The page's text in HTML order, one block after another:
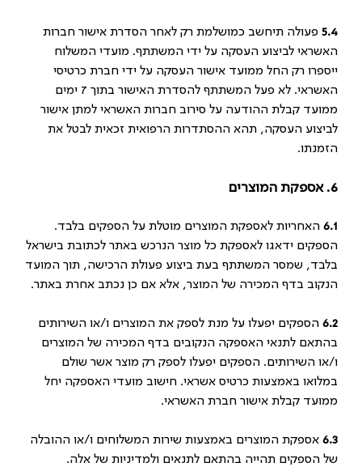
5.4 פעולה תיחשב כמושלמת רק לאחר הסדרת אישור חברות
האשראי לביצוע העסקה על ידי המשתתף. מועדי המשלוח
ייספרו רק החל ממועד אישור העסקה על ידי חברת כרטיסי
האשראי. לא פעל המשתתף להסדרת האישור בתוך 7 ימים
ממועד קבלת ההודעה על סירוב חברות האשראי למתן אישור
לביצוע העסקה, תהא ההסתדרות הרפואית זכאית לבטל את
הזמנתו.
6. אספקת המוצרים
6.1 האחריות לאספקת המוצרים מוטלת על הספקים בלבד.
הספקים ידאגו לאספקת כל מוצר הנרכש באתר לכתובת בישראל
בלבד, שמסר המשתתף בעת ביצוע פעולת הרכישה, תוך המועד
הנקוב בדף המכירה של המוצר, אלא אם כן נכתב אחרת באתר.
6.2 הספקים יפעלו על מנת לספק את המוצרים ו/או השירותים
בהתאם לתנאי האספקה הנקובים בדף המכירה של המוצרים
ו/או השירותים. הספקים יפעלו לספק רק מוצר אשר שולם
במלואו באמצעות כרטיס אשראי. חישוב מועדי האספקה יחל
ממועד קבלת אישור חברת האשראי.
6.3 אספקת המוצרים באמצעות שירות המשלוחים ו/או ההובלה
של הספקים תהייה בהתאם לתנאים ולמדיניות של אלה.